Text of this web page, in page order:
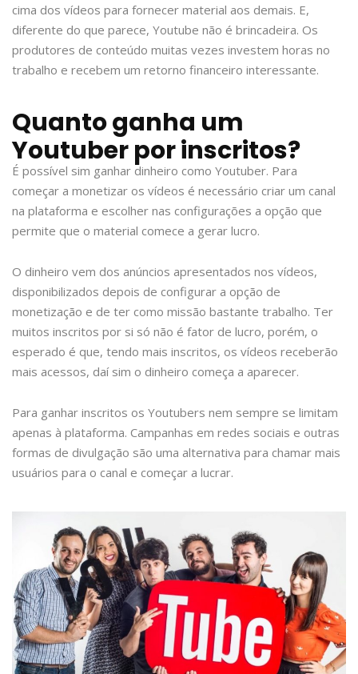
cima dos vídeos para fornecer material aos demais. E,
diferente do que parece, Youtube não é brincadeira. Os
produtores de conteúdo muitas vezes investem horas no
trabalho e recebem um retorno financeiro interessante.
Quanto ganha um
Youtuber por inscritos?
É possível sim ganhar dinheiro como Youtuber. Para
começar a monetizar os vídeos é necessário criar um canal
na plataforma e escolher nas configurações a opção que
permite que o material comece a gerar lucro.
O dinheiro vem dos anúncios apresentados nos vídeos,
disponibilizados depois de configurar a opção de
monetização e de ter como missão bastante trabalho. Ter
muitos inscritos por si só não é fator de lucro, porém, o
esperado é que, tendo mais inscritos, os vídeos receberão
mais acessos, daí sim o dinheiro começa a aparecer.
Para ganhar inscritos os Youtubers nem sempre se limitam
apenas à plataforma. Campanhas em redes sociais e outras
formas de divulgação são uma alternativa para chamar mais
usuários para o canal e começar a lucrar.